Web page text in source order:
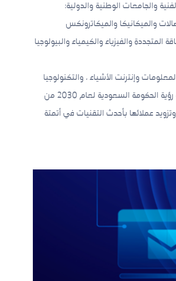
والجامعات الوطنية والدولية:
والميكانيكا والميكاترونكس
المتجددة والفيزياء والكيمياء والبيولوجيا
وإنترنت الأشياء ، والتكنولوجيا
المتقدمة ، والحلول الصناعية ، والطاقة البديلة لخدمة رؤية الحكومة السعودية لعام 2030 من
عملائها بأحدث التقنيات في أتمتة